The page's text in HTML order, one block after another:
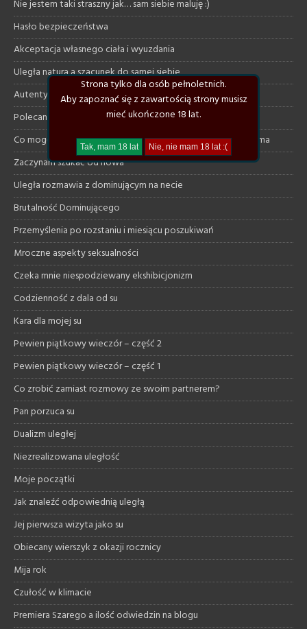
Nie jestem taki straszny jak… sam siebie maluję :)
Hasło bezpieczeństwa
Akceptacja własnego ciała i wyuzdania
Uległa natura a szacunek do samej siebie
Autentyczna opowieść pewnej mężatki
Polecane klimatyczne książki
Co mogę dać uległej a czego ode mnie na pewno nie otrzyma
Zaczynam szukać od nowa
Uległa rozmawia z dominującym na necie
Brutalność Dominującego
Przemyślenia po rozstaniu i miesiącu poszukiwań
Mroczne aspekty seksualności
Czeka mnie niespodziewany ekshibicjonizm
Codzienność z dala od su
Kara dla mojej su
Pewien piątkowy wieczór – część 2
Pewien piątkowy wieczór – część 1
Co zrobić zamiast rozmowy ze swoim partnerem?
Pan porzuca su
Dualizm uległej
Niezrealizowana uległość
Moje początki
Jak znaleźć odpowiednią uległą
Jej pierwsza wizyta jako su
Obiecany wierszyk z okazji rocznicy
Mija rok
Czułość w klimacie
Premiera Szarego a ilość odwiedzin na blogu
Strona tylko dla osób pełnoletnich.
Aby zapoznać się z zawartością strony musisz
mieć ukończone 18 lat.